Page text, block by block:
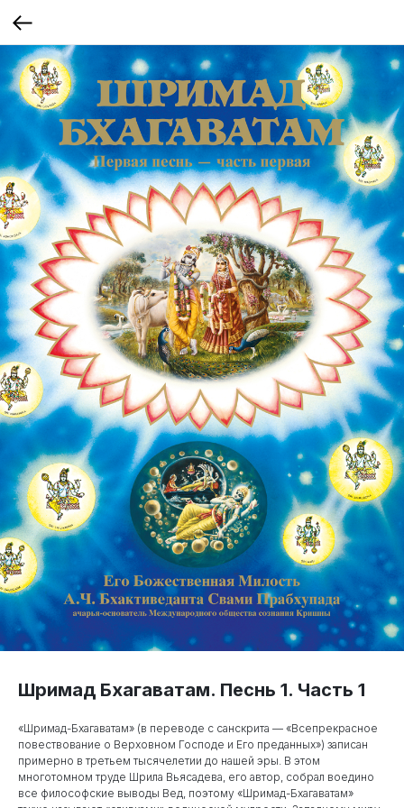
Шримад Бхагаватам. Песнь 1. Часть 1
«Шримад-Бхагаватам» (в переводе с санскрита — «Всепрекрасное
повествование о Верховном Господе и Его преданных») записан
примерно в третьем тысячелетии до нашей эры. В этом
многотомном труде Шрила Вьясадева, его автор, собрал воедино
все философские выводы Вед, поэтому «Шримад-Бхагаватам»